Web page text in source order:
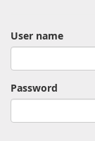
User name
Password